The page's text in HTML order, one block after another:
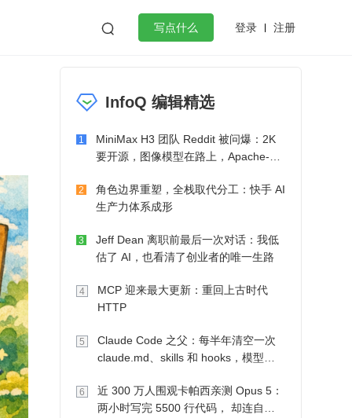
 写点什么 登录 注册
微服务架构 flutter
InfoQ 编辑精选
1
MiniMax H3 团队 Reddit 被问爆：2K
要开源，图像模型在路上，Apache-2.0
2
角色边界重塑，全栈取代分工：快手 AI
生产力体系成形
3
Jeff Dean 离职前最后一次对话：我低
估了 AI，也看清了创业者的唯一生路
4
MCP 迎来最大更新：重回上古时代
HTTP
5
Claude Code 之父：每半年清空一次
claude.md、skills 和 hooks，模型自
6
近 300 万人围观卡帕西亲测 Opus 5：
两小时写完 5500 行代码， 却连自己